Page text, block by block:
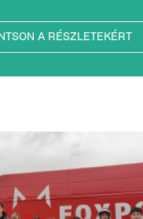
A RÉSZLETEKÉRT